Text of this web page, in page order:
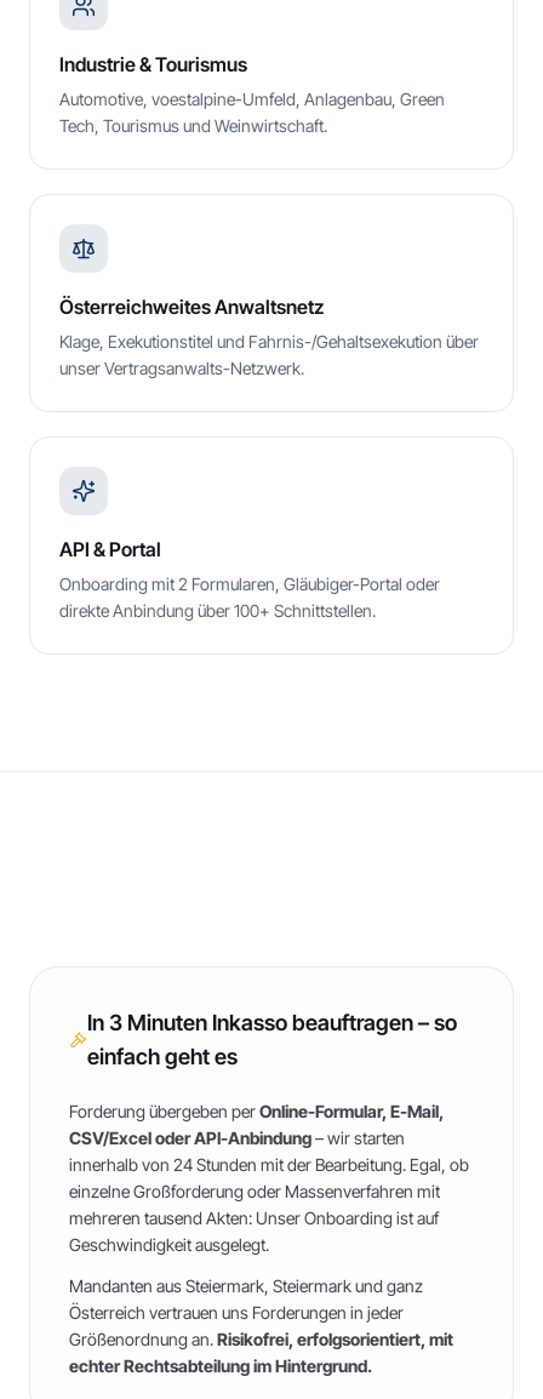
Industrie & Tourismus
Automotive, voestalpine-Umfeld, Anlagenbau, Green
Tech, Tourismus und Weinwirtschaft.
Österreichweites Anwaltsnetz
Klage, Exekutionstitel und Fahrnis-/Gehaltsexekution über
unser Vertragsanwalts-Netzwerk.
API & Portal
Onboarding mit 2 Formularen, Gläubiger-Portal oder
direkte Anbindung über 100+ Schnittstellen.
In 3 Minuten Inkasso beauftragen – so
einfach geht es
Forderung übergeben perOnline-Formular, E-Mail,
CSV/Excel oder API-Anbindung– wir starten
innerhalb von 24 Stunden mit der Bearbeitung. Egal, ob
einzelne Großforderung oder Massenverfahren mit
mehreren tausend Akten: Unser Onboarding ist auf
Geschwindigkeit ausgelegt.
Mandanten ausSteiermark, Steiermarkund ganz
Österreich vertrauen uns Forderungen in jeder
Größenordnung an.Risikofrei, erfolgsorientiert, mit
echter Rechtsabteilung im Hintergrund.